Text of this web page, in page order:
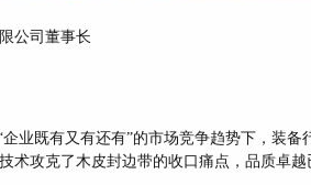
公司董事长
企业既有又有还有”的市场竞争趋势下，装
术攻克了木皮封边带的收口痛点，品质卓